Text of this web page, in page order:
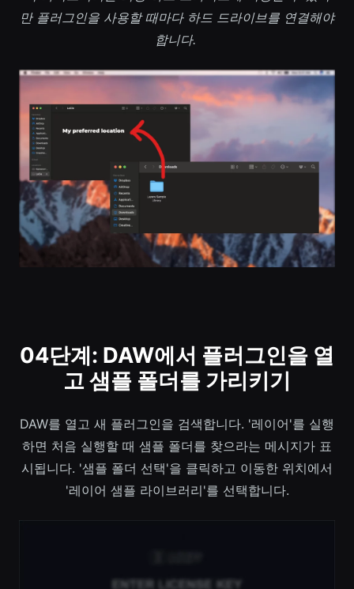
만 플러그인을 사용할 때마다 하드 드라이브를 연결해야
합니다.
04단계: DAW에서 플러그인을 열
고 샘플 폴더를 가리키기
DAW를 열고 새 플러그인을 검색합니다. '레이어'를 실행
하면 처음 실행할 때 샘플 폴더를 찾으라는 메시지가 표
시됩니다. '샘플 폴더 선택'을 클릭하고 이동한 위치에서
'레이어 샘플 라이브러리'를 선택합니다.